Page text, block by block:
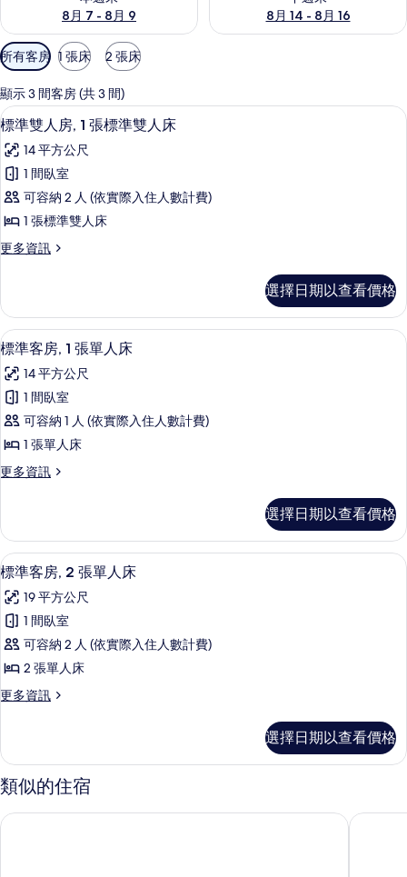
8月 7 - 8月 9
8月 14 - 8月 16
可
用
的
客
房
篩
選
條
所有客房 1 張床 2 張床
顯示 3 間客房 (共 3 間)
顯
示
標
準
雙
房,
張
標
準
雙
人
床
的
所
片
標準雙人房, 1 張標準雙人床 | 客房內
17
標準雙人房, 1 張標準雙人床
14 平方公尺
1 間臥室
可容納 2 人 (依實際入住人數計費)
1 張標準雙人床
更多資訊
更
雙
人
房,
張
標
準
雙
人
的
選擇日期以查看價格
顯
示
標
準
客
1
單
人
床
的
所
有
相
片
標準客房, 1 張單人床 | 客房內保險箱
18
標準客房, 1 張單人床
14 平方公尺
1 間臥室
可容納 1 人 (依實際入住人數計費)
1 張單人床
更多資訊
更
客
房,
1
單
人
床
的
詳
選擇日期以查看價格
顯
示
標
準
客
2
單
人
床
的
標準客房, 2 張單人床 | 客房內保險箱
17
標準客房, 2 張單人床
19 平方公尺
1 間臥室
可容納 2 人 (依實際入住人數計費)
2 張單人床
更多資訊
更
客
房,
2
單
選擇日期以查看價格
類似的住宿
相鐵 FRESA INN 銀座七丁目 格拉斯